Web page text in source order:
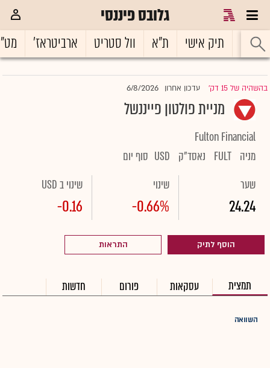
גלובס פיננסי
ראשי תיק אישי ת"א וול סטריט ארביטראז'
בהשהיה של 15 דק' |עדכון אחרון 6/8/2026
מניית פולטון פייננשל
Fulton Financial
מניה FULT נאסד"ק USD סוף יום
שער
24.24
שינוי
-0.66%
שינוי ב USD
-0.16
הוסף לתיק התראות
תמצית עסקאות פורום חדשות
השוואה